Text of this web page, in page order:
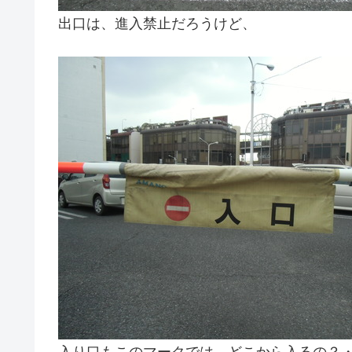
出口は、進入禁止だろうけど、